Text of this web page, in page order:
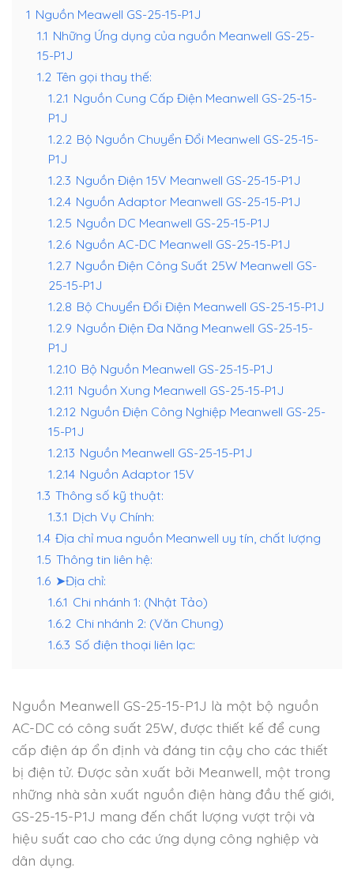
1 Nguồn Meawell GS-25-15-P1J
1.1 Những Ứng dụng của nguồn Meanwell GS-25-
15-P1J
1.2 Tên gọi thay thế:
1.2.1 Nguồn Cung Cấp Điện Meanwell GS-25-15-
P1J
1.2.2 Bộ Nguồn Chuyển Đổi Meanwell GS-25-15-
P1J
1.2.3 Nguồn Điện 15V Meanwell GS-25-15-P1J
1.2.4 Nguồn Adaptor Meanwell GS-25-15-P1J
1.2.5 Nguồn DC Meanwell GS-25-15-P1J
1.2.6 Nguồn AC-DC Meanwell GS-25-15-P1J
1.2.7 Nguồn Điện Công Suất 25W Meanwell GS-
25-15-P1J
1.2.8 Bộ Chuyển Đổi Điện Meanwell GS-25-15-P1J
1.2.9 Nguồn Điện Đa Năng Meanwell GS-25-15-
P1J
1.2.10 Bộ Nguồn Meanwell GS-25-15-P1J
1.2.11 Nguồn Xung Meanwell GS-25-15-P1J
1.2.12 Nguồn Điện Công Nghiệp Meanwell GS-25-
15-P1J
1.2.13 Nguồn Meanwell GS-25-15-P1J
1.2.14 Nguồn Adaptor 15V
1.3 Thông số kỹ thuật:
1.3.1 Dịch Vụ Chính:
1.4 Địa chỉ mua nguồn Meanwell uy tín, chất lượng
1.5 Thông tin liên hệ:
1.6 ➤Địa chỉ:
1.6.1 Chi nhánh 1: (Nhật Tảo)
1.6.2 Chi nhánh 2: (Văn Chung)
1.6.3 Số điện thoại liên lạc:
Nguồn Meanwell GS-25-15-P1J là một bộ nguồn
AC-DC có công suất 25W, được thiết kế để cung
cấp điện áp ổn định và đáng tin cậy cho các thiết
bị điện tử. Được sản xuất bởi Meanwell, một trong
những nhà sản xuất nguồn điện hàng đầu thế giới,
GS-25-15-P1J mang đến chất lượng vượt trội và
hiệu suất cao cho các ứng dụng công nghiệp và
dân dụng.